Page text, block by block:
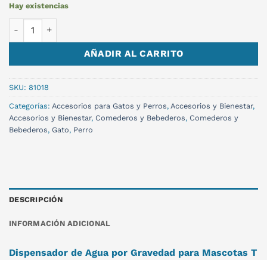
Hay existencias
AÑADIR AL CARRITO
SKU: 81018
Categorías: Accesorios para Gatos y Perros, Accesorios y Bienestar,
Accesorios y Bienestar, Comederos y Bebederos, Comederos y
Bebederos, Gato, Perro
DESCRIPCIÓN
INFORMACIÓN ADICIONAL
Dispensador de Agua por Gravedad para Mascotas T